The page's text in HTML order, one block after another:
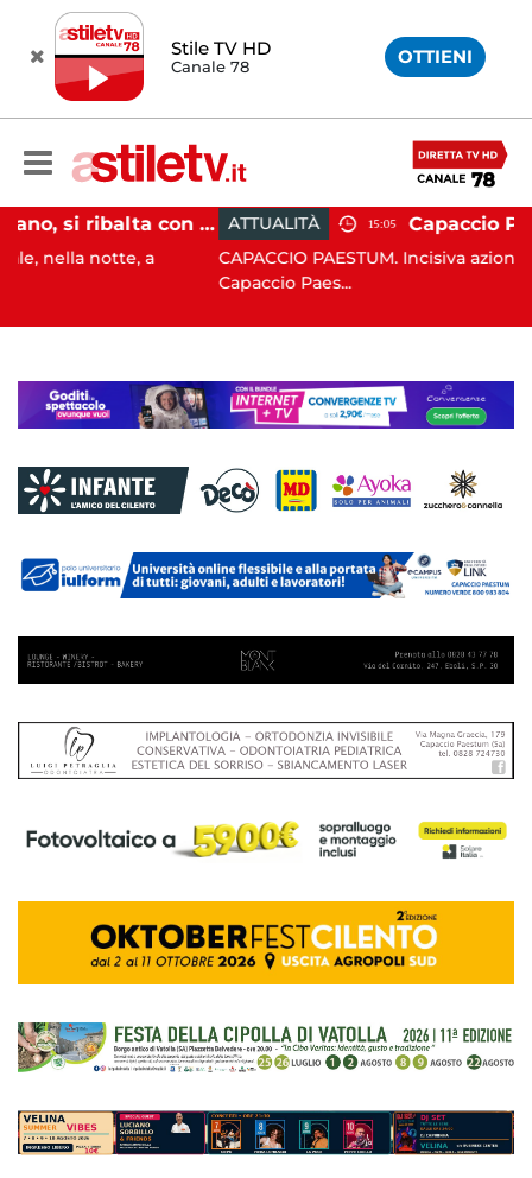
Stile TV HD
Canale 78 OTTIENI
Pontecagnano, si ribalta con l'auto alla rotatoria: giovane ferito
a
ATTUALITÀ 15:05
CAPACCIO PAESTUM. Incisiva azione del Comune
Capaccio Paes...